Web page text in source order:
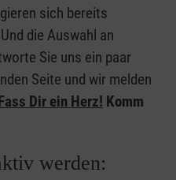
sich bereits
die Auswahl an
Sie uns ein paar
Seite und wir melden
Dir ein Herz! Komm
werden: